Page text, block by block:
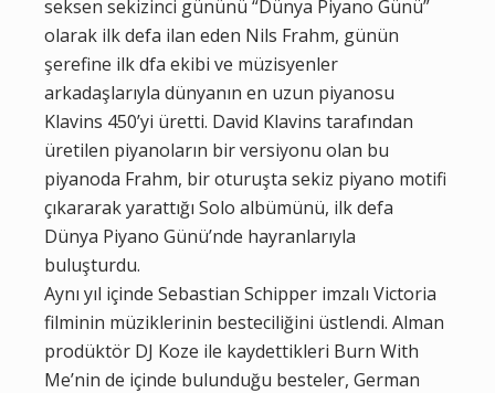
seksen sekizinci gününü “Dünya Piyano Günü”
olarak ilk defa ilan eden Nils Frahm, günün
şerefine ilk dfa ekibi ve müzisyenler
arkadaşlarıyla dünyanın en uzun piyanosu
Klavins 450’yi üretti. David Klavins tarafından
üretilen piyanoların bir versiyonu olan bu
piyanoda Frahm, bir oturuşta sekiz piyano motifi
çıkararak yarattığı Solo albümünü, ilk defa
Dünya Piyano Günü’nde hayranlarıyla
buluşturdu.
Aynı yıl içinde Sebastian Schipper imzalı Victoria
filminin müziklerinin besteciliğini üstlendi. Alman
prodüktör DJ Koze ile kaydettikleri Burn With
Me’nin de içinde bulunduğu besteler, German